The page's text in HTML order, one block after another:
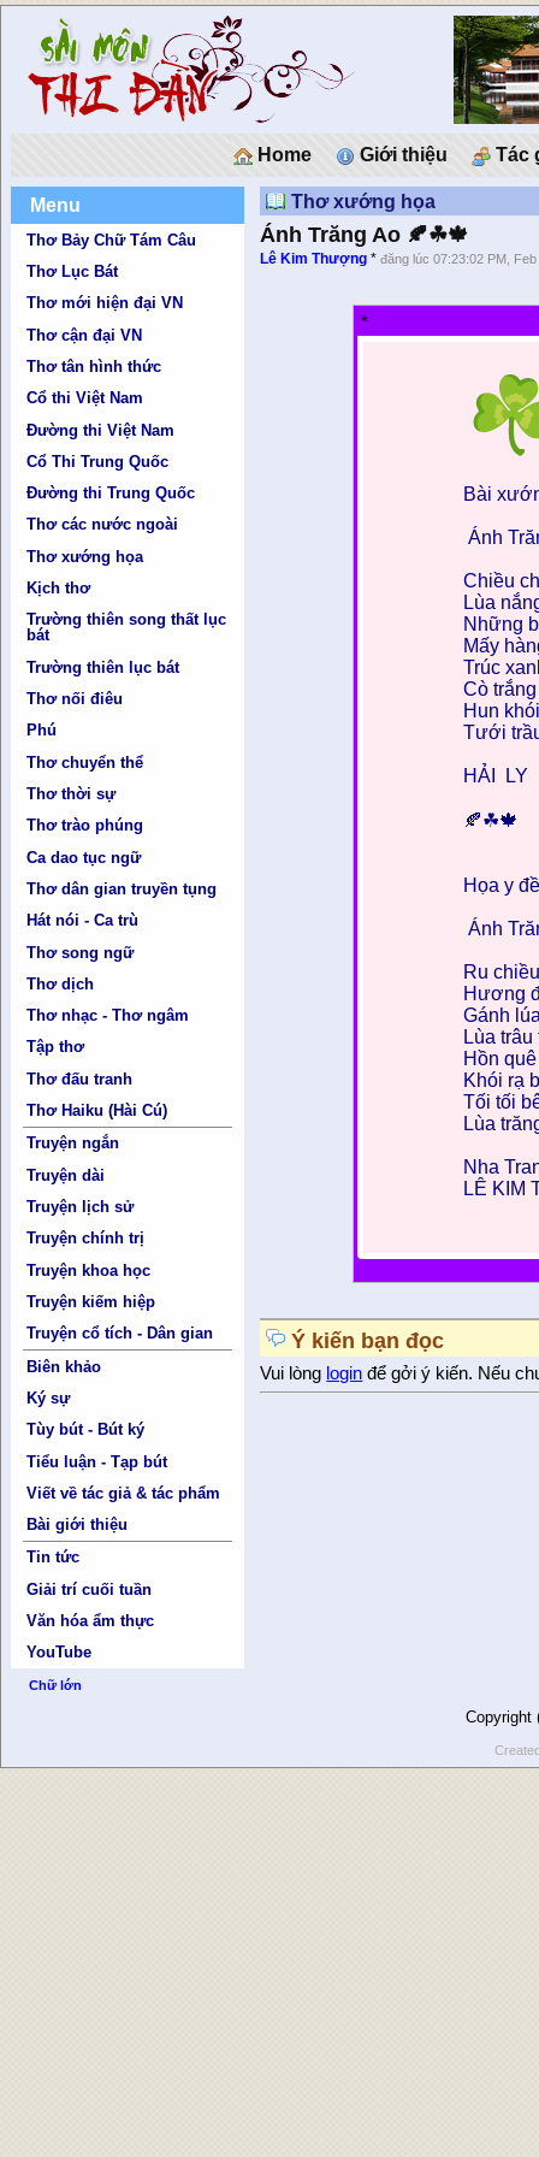
Home Giới thiệu Tác
Menu
Thơ Bảy Chữ Tám Câu
Thơ Lục Bát
Thơ mới hiện đại VN
Thơ cận đại VN
Thơ tân hình thức
Cổ thi Việt Nam
Đường thi Việt Nam
Cổ Thi Trung Quốc
Đường thi Trung Quốc
Thơ các nước ngoài
Thơ xướng họa
Kịch thơ
Trường thiên song thất lục
bát
Trường thiên lục bát
Thơ nối điêu
Phú
Thơ chuyển thể
Thơ thời sự
Thơ trào phúng
Ca dao tục ngữ
Thơ dân gian truyền tụng
Hát nói - Ca trù
Thơ song ngữ
Thơ dịch
Thơ nhạc - Thơ ngâm
Tập thơ
Thơ đấu tranh
Thơ Haiku (Hài Cú)
Truyện ngắn
Truyện dài
Truyện lịch sử
Truyện chính trị
Truyện khoa học
Truyện kiếm hiệp
Truyện cổ tích - Dân gian
Biên khảo
Ký sự
Tùy bút - Bút ký
Tiểu luận - Tạp bút
Viết về tác giả & tác phẩm
Bài giới thiệu
Tin tức
Giải trí cuối tuần
Văn hóa ẩm thực
YouTube
Chữ lớn
Thơ xướng họa
Ánh Trăng Ao 🍂☘🍁
Lê Kim Thượng *đăng lúc 07:23:02 PM,
*
Bài
Ánh
Chiều
Lùa
Những
Mấy
Trúc
Cò
Hun
Tưới
HẢI LY
🍂☘🍁
Họa y
Ánh
Ru
Hương
Gánh
Lùa
Hồn
Khói rạ
Tối tối
Lùa
Nha
LÊ KIM
Ý kiến bạn đọc
Vui lòng login để gởi ý kiến. Nếu
Copyright